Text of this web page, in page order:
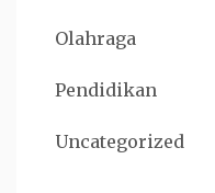
Olahraga
Pendidikan
Uncategorized